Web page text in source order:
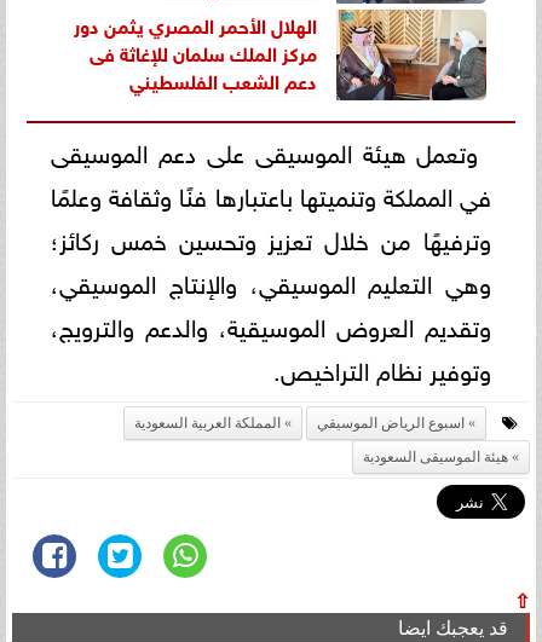
الهلال الأحمر المصري يثمن دور
مركز الملك سلمان للإغاثة فى
دعم الشعب الفلسطيني
وتعمل هيئة الموسيقى على دعم الموسيقى
في المملكة وتنميتها باعتبارها فنًا وثقافة وعلمًا
وترفيهًا من خلال تعزيز وتحسين خمس ركائز؛
وهي التعليم الموسيقي، والإنتاج الموسيقي،
وتقديم العروض الموسيقية، والدعم والترويج،
وتوفير نظام التراخيص.
اسبوع الرياض الموسيقي
المملكة العربية السعودية
هيئة الموسيقى السعودية
⇧
قد يعجبك ايضا